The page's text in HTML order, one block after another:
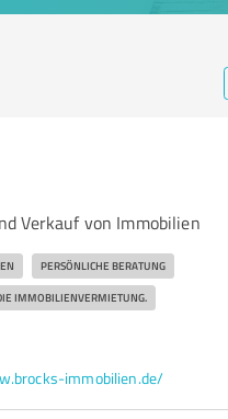
Verkauf von Immobilien
PERSÖNLICHE BERATUNG
IMMOBILIENVERMIETUNG.
immobilien.de/